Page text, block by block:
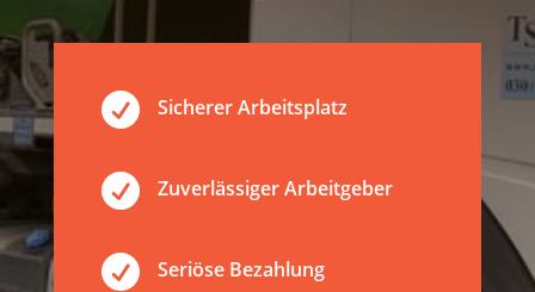
 Sicherer Arbeitsplatz
 Zuverlässiger Arbeitgeber
 Seriöse Bezahlung